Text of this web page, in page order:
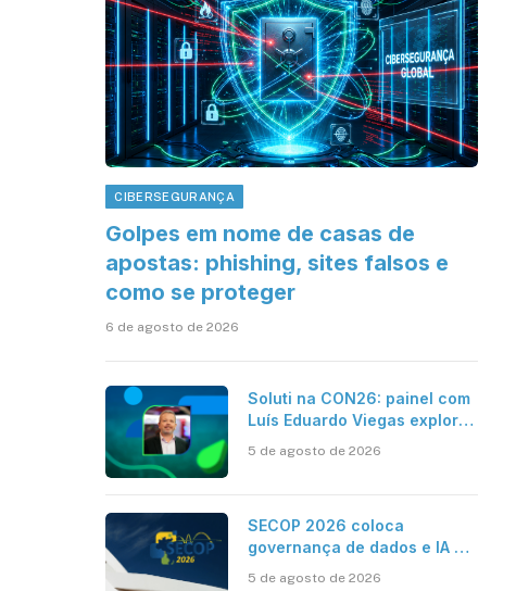
CIBERSEGURANÇA
Golpes em nome de casas de
apostas: phishing, sites falsos e
como se proteger
6 de agosto de 2026
Soluti na CON26: painel com
Luís Eduardo Viegas explora
eficiência da Contabilidade
5 de agosto de 2026
SECOP 2026 coloca
governança de dados e IA no
5 de agosto de 2026